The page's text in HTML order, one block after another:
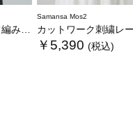
トソー
Samansa Mos2
カットワーク刺繍レースカ
￥5,390 (税込)